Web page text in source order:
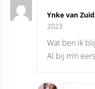
Ynke van
2023
Wat ben ik
Al bij m’n